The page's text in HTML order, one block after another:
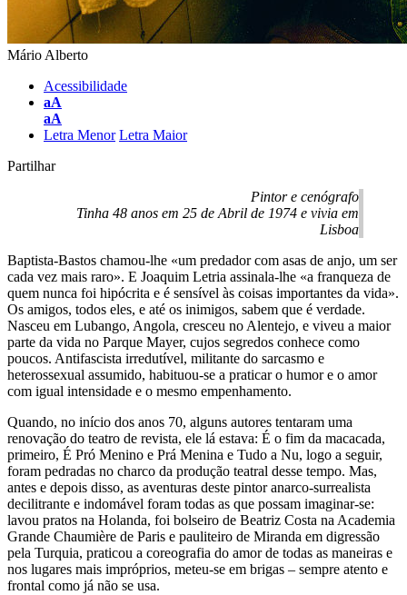
Mário Alberto
Acessibilidade
aA
aA
Letra Menor Letra Maior
Partilhar
Pintor e cenógrafo
Tinha 48 anos em 25 de Abril de 1974 e vivia em
Lisboa
Baptista-Bastos chamou-lhe «um predador com asas de anjo, um ser
cada vez mais raro». E Joaquim Letria assinala-lhe «a franqueza de
quem nunca foi hipócrita e é sensível às coisas importantes da vida».
Os amigos, todos eles, e até os inimigos, sabem que é verdade.
Nasceu em Lubango, Angola, cresceu no Alentejo, e viveu a maior
parte da vida no Parque Mayer, cujos segredos conhece como
poucos. Antifascista irredutível, militante do sarcasmo e
heterossexual assumido, habituou-se a praticar o humor e o amor
com igual intensidade e o mesmo empenhamento.
Quando, no início dos anos 70, alguns autores tentaram uma
renovação do teatro de revista, ele lá estava: É o fim da macacada,
primeiro, É Pró Menino e Prá Menina e Tudo a Nu, logo a seguir,
foram pedradas no charco da produção teatral desse tempo. Mas,
antes e depois disso, as aventuras deste pintor anarco-surrealista
decilitrante e indomável foram todas as que possam imaginar-se:
lavou pratos na Holanda, foi bolseiro de Beatriz Costa na Academia
Grande Chaumière de Paris e pauliteiro de Miranda em digressão
pela Turquia, praticou a coreografia do amor de todas as maneiras e
nos lugares mais impróprios, meteu-se em brigas – sempre atento e
frontal como já não se usa.